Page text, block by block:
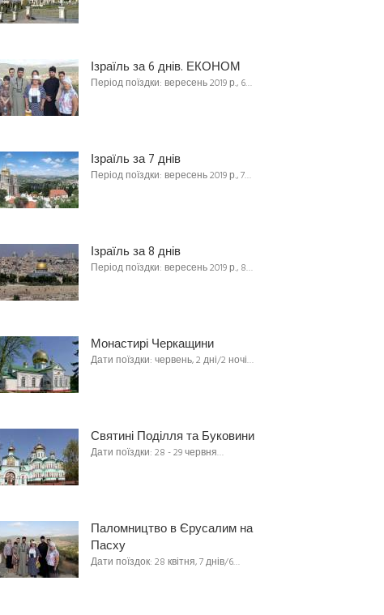
Ізраїль за 6 днів. ЕКОНОМ
Період поїздки: вересень 2019 р., 6…
Ізраїль за 7 днів
Період поїздки: вересень 2019 р., 7…
Ізраїль за 8 днів
Період поїздки: вересень 2019 р., 8…
Монастирі Черкащини
Дати поїздки: червень, 2 дні/2 ночі…
Святині Поділля та Буковини
Дати поїздки: 28 - 29 червня…
Паломництво в Єрусалим на
Пасху
Дати поїздок: 28 квітня, 7 днів/6…